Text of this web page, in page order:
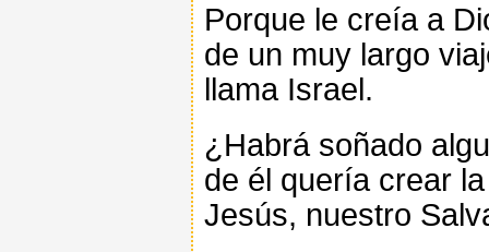
Porque le creía a
de un muy largo
llama Israel.
¿Habrá soñado
de él quería crear
Jesús, nuestro